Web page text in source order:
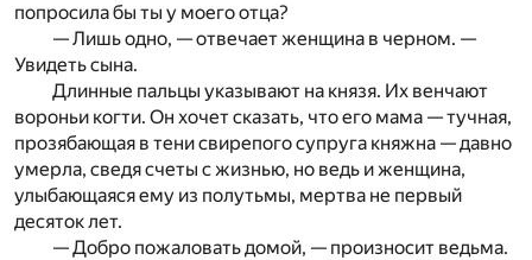
попросила бы ты у моего отца?
— Лишь одно, — отвечает женщина в черном. —
Увидеть сына.
Длинные пальцы указывают на князя. Их венчают
вороньи когти. Он хочет сказать, что его мама — тучная,
прозябающая в тени свирепого супруга княжна — давно
умерла, сведя счеты с жизнью, но ведь и женщина,
улыбающаяся ему из полутьмы, мертва не первый
десяток лет.
— Добро пожаловать домой, — произносит ведьма.